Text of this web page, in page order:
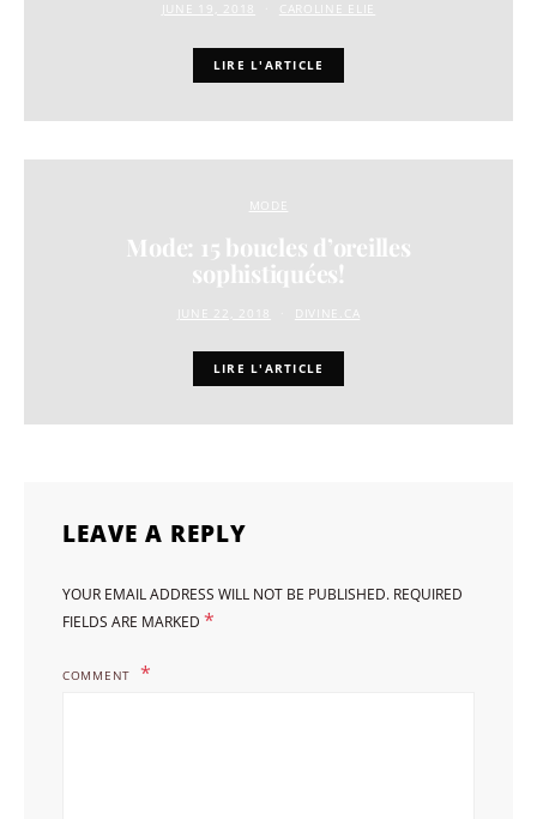
JUNE 19, 2018 CAROLINE ELIE
LIRE L'ARTICLE
MODE
Mode: 15 boucles d’oreilles
sophistiquées!
JUNE 22, 2018 DIVINE.CA
LIRE L'ARTICLE
LEAVE A REPLY
YOUR EMAIL ADDRESS WILL NOT BE PUBLISHED. REQUIRED
FIELDS ARE MARKED *
COMMENT